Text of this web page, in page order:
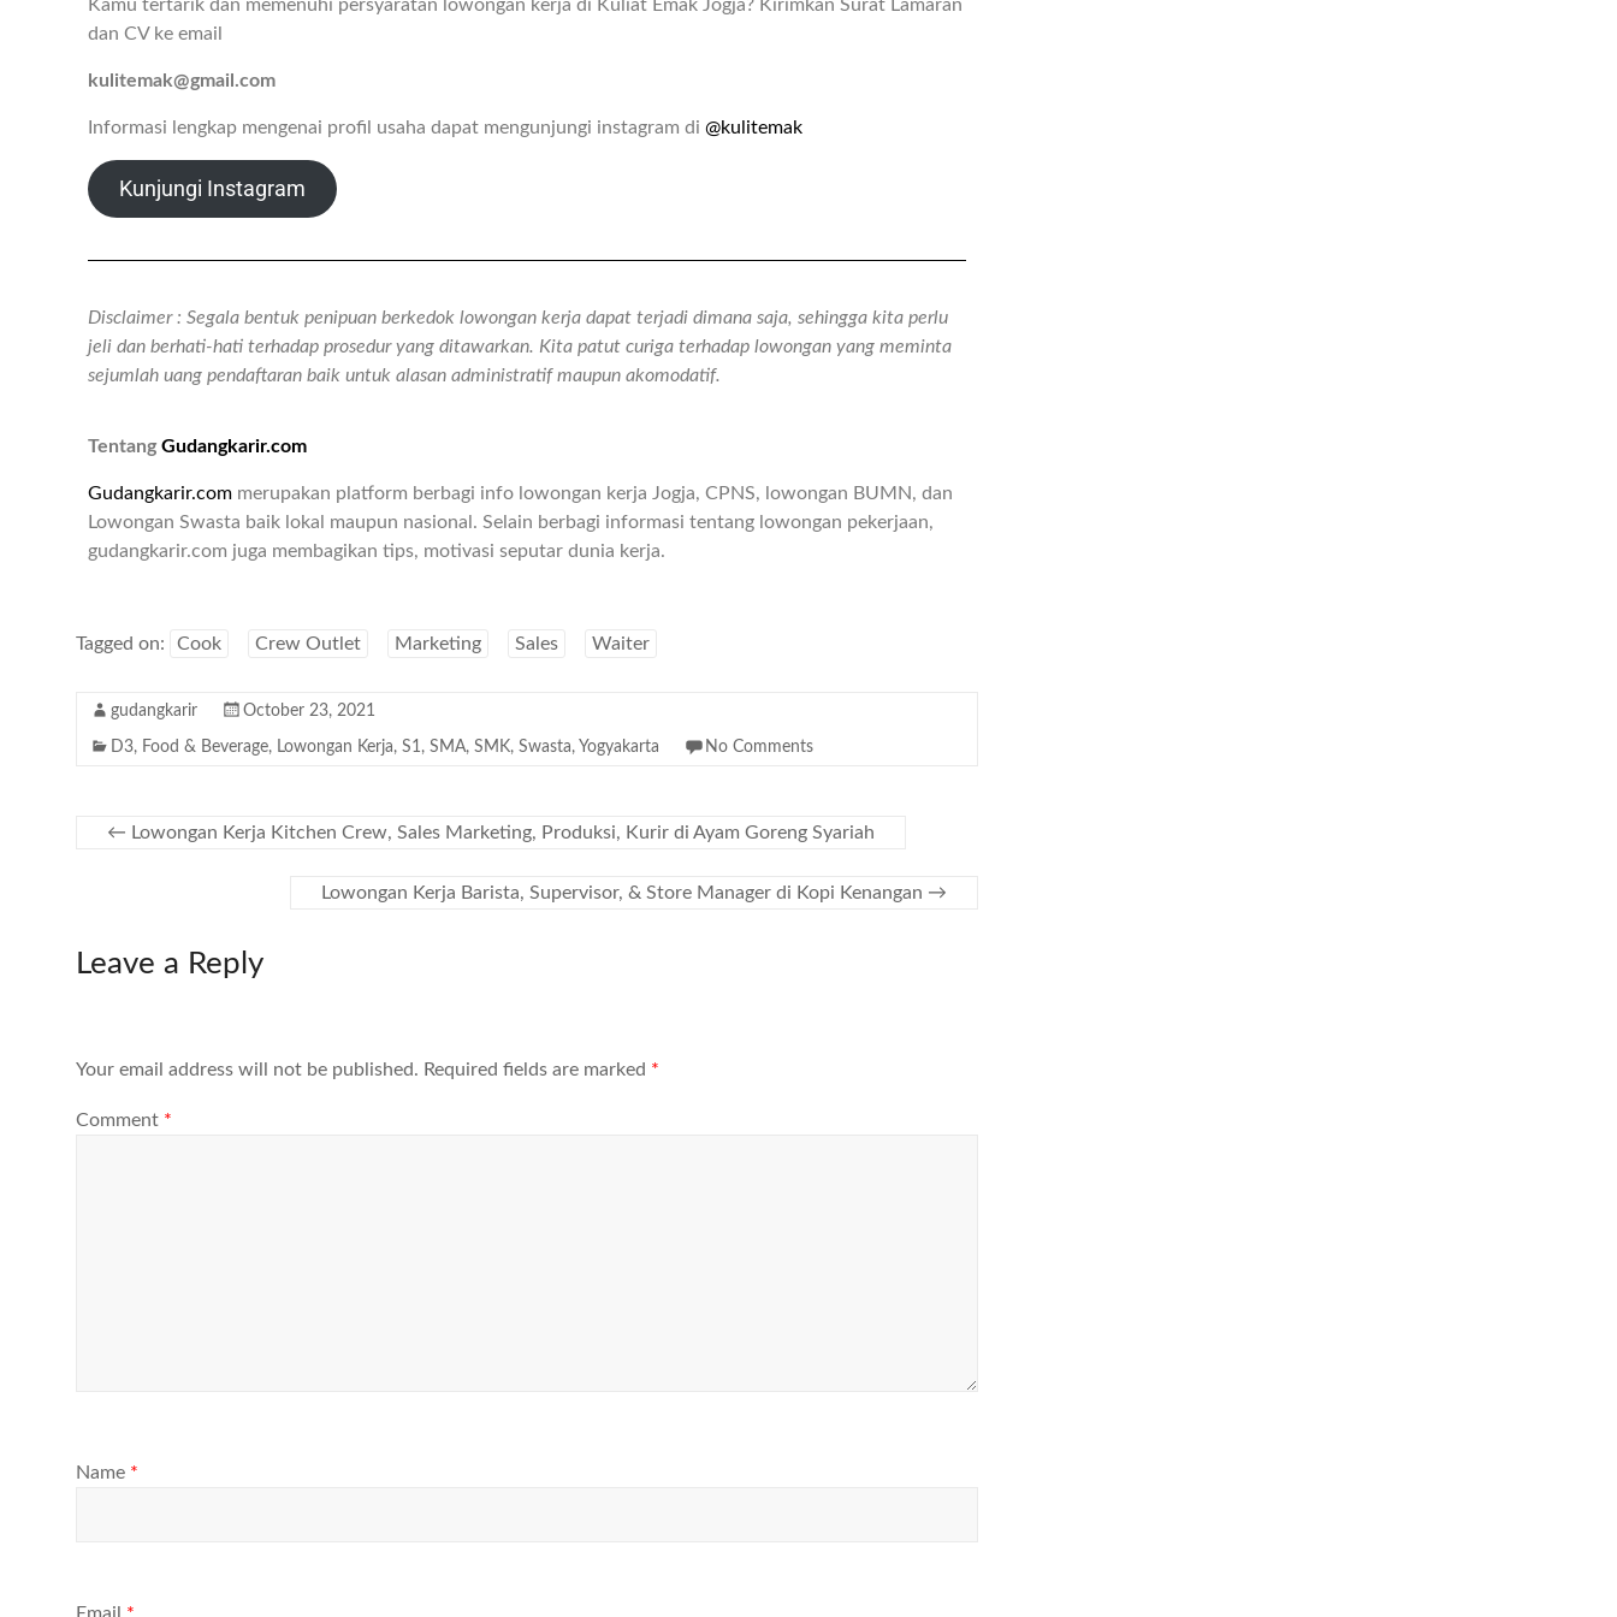
Kamu tertarik dan memenuhi persyaratan lowongan kerja di Kuliat Emak Jogja? Kirimkan Surat Lamaran
dan CV ke email
kulitemak@gmail.com
Informasi lengkap mengenai profil usaha dapat mengunjungi instagram di @kulitemak
Kunjungi Instagram
Disclaimer : Segala bentuk penipuan berkedok lowongan kerja dapat terjadi dimana saja, sehingga kita perlu
jeli dan berhati-hati terhadap prosedur yang ditawarkan. Kita patut curiga terhadap lowongan yang meminta
sejumlah uang pendaftaran baik untuk alasan administratif maupun akomodatif.
Tentang Gudangkarir.com
Gudangkarir.com merupakan platform berbagi info lowongan kerja Jogja, CPNS, lowongan BUMN, dan
Lowongan Swasta baik lokal maupun nasional. Selain berbagi informasi tentang lowongan pekerjaan,
gudangkarir.com juga membagikan tips, motivasi seputar dunia kerja.
Tagged on: Cook Crew Outlet Marketing Sales Waiter
gudangkarir October 23, 2021
D3, Food & Beverage, Lowongan Kerja, S1, SMA, SMK, Swasta, Yogyakarta No Comments
← Lowongan Kerja Kitchen Crew, Sales Marketing, Produksi, Kurir di Ayam Goreng Syariah
Lowongan Kerja Barista, Supervisor, & Store Manager di Kopi Kenangan →
Leave a Reply
Your email address will not be published. Required fields are marked *
Comment *
Name *